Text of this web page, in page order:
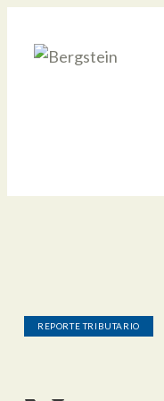
REPORTE TRIBUTARIO